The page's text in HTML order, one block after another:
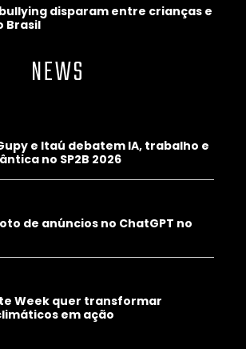
disparam entre crianças e
Brasil
NEWS
e Itaú debatem IA, trabalho e
no SP2B 2026
de anúncios no ChatGPT no
Week quer transformar
em ação